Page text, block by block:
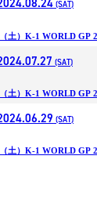
(SAT)
土）K-1 WORLD GP
(SAT)
土）K-1 WORLD GP
(SAT)
土）K-1 WORLD GP